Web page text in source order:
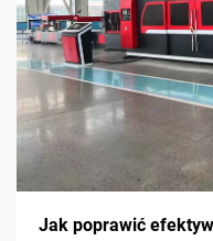
Jak poprawić